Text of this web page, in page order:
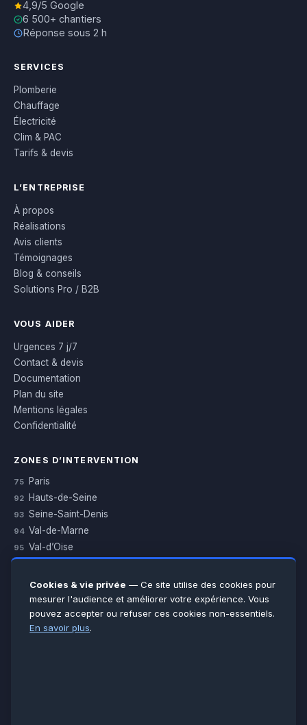
4,9/5 Google
6 500+ chantiers
Réponse sous 2 h
SERVICES
Plomberie
Chauffage
Électricité
Clim & PAC
Tarifs & devis
L’ENTREPRISE
À propos
Réalisations
Avis clients
Témoignages
Blog & conseils
Solutions Pro / B2B
VOUS AIDER
Urgences 7 j/7
Contact & devis
Documentation
Plan du site
Mentions légales
Confidentialité
ZONES D’INTERVENTION
75 Paris
92 Hauts-de-Seine
93 Seine-Saint-Denis
94 Val-de-Marne
95 Val-d’Oise
Essonne
Seine-et-Marne
Voir toutes les villes →
Cookies & vie privée — Ce site utilise des cookies pour
mesurer l'audience et améliorer votre expérience. Vous
pouvez accepter ou refuser ces cookies non-essentiels.
En savoir plus.